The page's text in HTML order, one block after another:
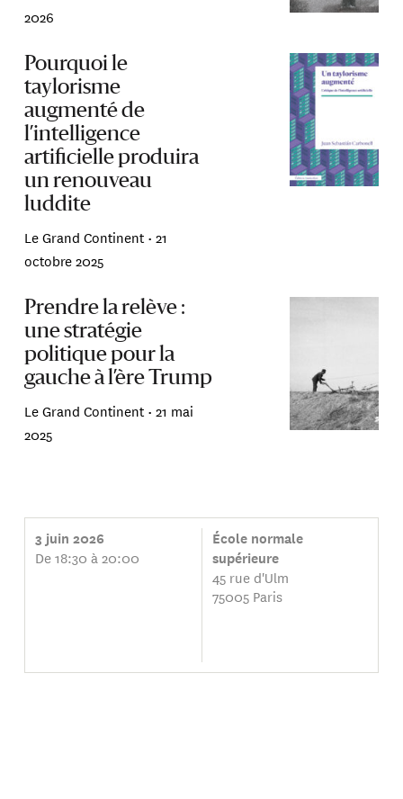
2026
Pourquoi le
taylorisme
augmenté de
l’intelligence
artificielle produira
un renouveau
luddite
Le Grand Continent •21
octobre 2025
Prendre la relève :
une stratégie
politique pour la
gauche à l’ère Trump
Le Grand Continent •21 mai
2025
3 juin 2026
De 18:30 à 20:00
École normale
supérieure
45 rue d'Ulm
75005 Paris